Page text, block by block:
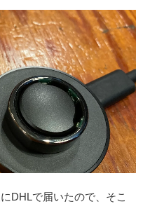
DHLで届いたので、そこ